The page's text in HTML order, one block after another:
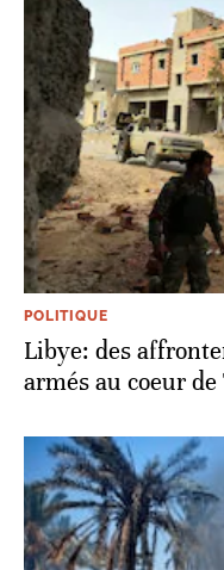
POLITIQUE
Libye: des
armés au coeur